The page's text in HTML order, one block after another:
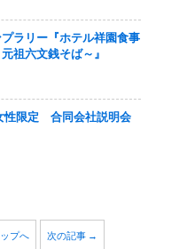
ラリー『ホテル祥園食事
祖六文銭そば～』
性限定 合同会社説明会
プへ 次の記事 →